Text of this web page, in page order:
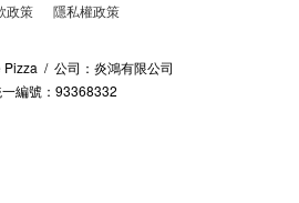
政策 隱私權政策
Pizza / 公司：炎鴻有限公司
編號：93368332